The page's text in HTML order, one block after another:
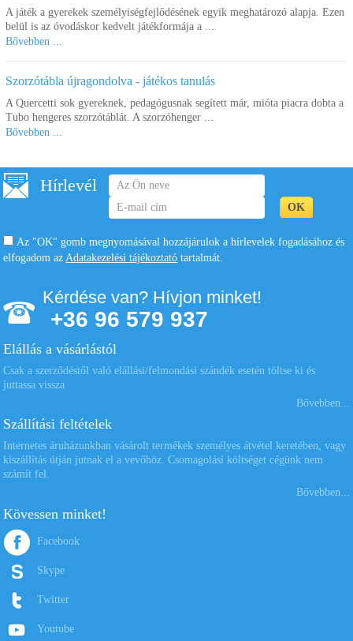
A játék a gyerekek személyiségfejlődésének egyik meghatározó alapja. Ezen
belül is az óvodáskor kedvelt játékformája a ...
Bővebben ...
Szorzótábla újragondolva - játékos tanulás
A Quercetti sok gyereknek, pedagógusnak segített már, mióta piacra dobta a
Tubo hengeres szorzótáblát. A szorzóhenger ...
Bővebben ...
Hírlevél
Az "OK" gomb megnyomásával hozzájárulok a hírlevelek fogadásához és
elfogadom az Adatakezelési tájékoztató tartalmát.
Kérdése van? Hívjon minket!
+36 96 579 937
Elállás a vásárlástól
Csak a szerződéstől való elállási/felmondási szándék esetén töltse ki és
juttassa vissza
Bővebben...
Szállítási feltételek
Internetes áruházunkban vásárolt termékek személyes átvétel keretében, vagy
kiszállítás útján jutnak el a vevőhöz. Csomagolási költséget cégünk nem
számít fel.
Bővebben...
Kövessen minket!
Facebook
Skype
Twitter
Youtube